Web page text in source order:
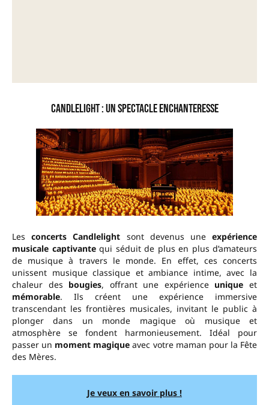
Candlelight : un spectacle enchanteresse
Lesconcerts Candlelight sont devenus uneexpérience
musicale captivantequi séduit de plus en plus d’amateurs
de musique à travers le monde. En effet, ces concerts
unissent musique classique et ambiance intime, avec la
chaleur des bougies, offrant une expérience unique et
mémorable. Ils créent une expérience immersive
transcendant les frontières musicales, invitant le public à
plonger dans un monde magique où musique et
atmosphère se fondent harmonieusement. Idéal pour
passer un moment magiqueavec votre maman pour la Fête
des Mères.
Je veux en savoir plus !